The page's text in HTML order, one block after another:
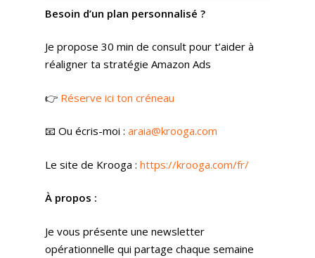
Besoin d’un plan personnalisé ?
Je propose 30 min de consult pour t’aider à
réaligner ta stratégie Amazon Ads
👉 Réserve ici ton créneau
📧 Ou écris-moi : araia@krooga.com
Le site de Krooga : https://krooga.com/fr/
À propos :
Je vous présente une newsletter
opérationnelle qui partage chaque semaine
T:+ 33 04 78 52 38 15